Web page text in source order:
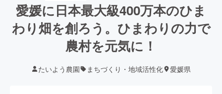
愛媛に日本最大級400万本のひま
わり畑を創ろう。ひまわりの力で
農村を元気に！
たいよう農園 まちづくり・地域活性化 愛媛県